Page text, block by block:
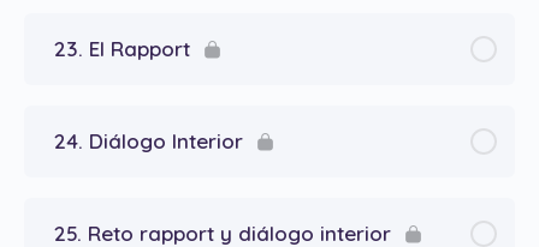
23. El Rapport
24. Diálogo Interior
25. Reto rapport y diálogo interior